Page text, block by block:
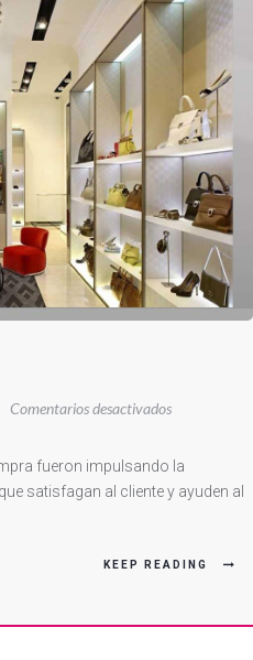
Comentarios desactivadosen
Local,
Amoblado
fueron impulsando la
satisfagan al cliente y ayuden al
KEEP READING